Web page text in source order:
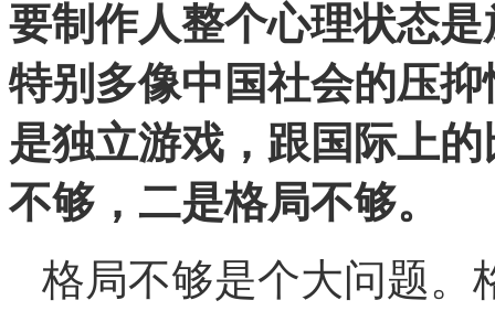
要制作人整个心理状态
特别多像中国社会的压
是独立游戏，跟国际上
不够，二是格局不够。
格局不够是个大问题。